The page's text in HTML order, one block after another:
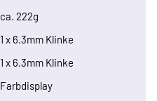
ca. 222g
1 x 6.3mm Klinke
1 x 6.3mm Klinke
Farbdisplay